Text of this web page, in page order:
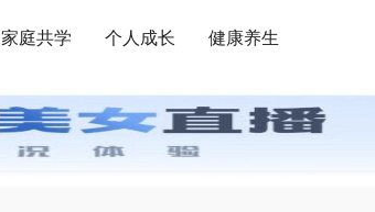
家庭共学 个人成长 健康养生